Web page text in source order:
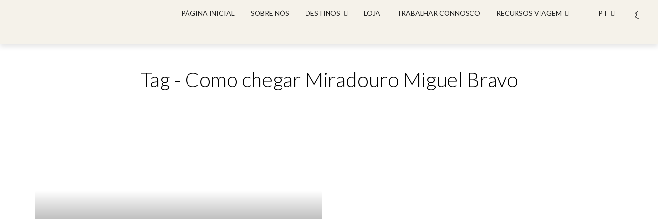
PÁGINA INICIAL SOBRE NÓS DESTINOS LOJA TRABALHAR CONNOSCO RECURSOS VIAGEM PT
Tag - Como chegar Miradouro Miguel Bravo